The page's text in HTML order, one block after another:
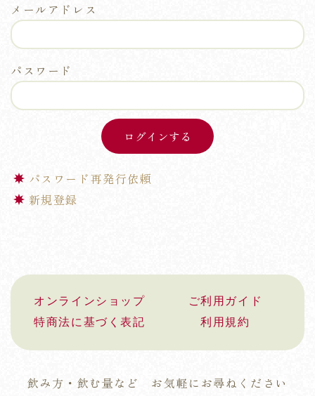
メールアドレス
パスワード
パスワード再発行依頼
新規登録
オンラインショップ
ご利用ガイド
特商法に基づく表記
利用規約
飲み方・飲む量など お気軽にお尋ねください